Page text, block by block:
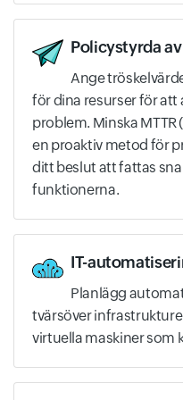
Policystyrda
Ange
för dina resurser för
problem. Minska MTTR
en proaktiv metod för
ditt beslut att fattas
funktionerna.
IT-
Planlägg
tvärsöver
virtuella maskiner som